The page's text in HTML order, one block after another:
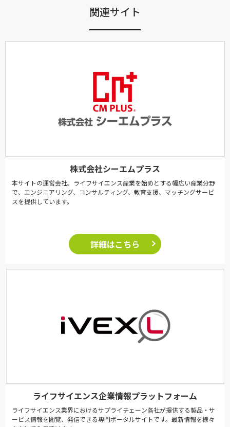
関連サイト
株式会社シーエムプラス
本サイトの運営会社。ライフサイエンス産業を始めとする幅広い産業分野
で、エンジニアリング、コンサルティング、教育支援、マッチングサービ
スを提供しています。
詳細はこちら
ライフサイエンス企業情報プラットフォーム
ライフサイエンス業界におけるサプライチェーン各社が提供する製品・サ
ービス情報を閲覧、発信できる専門ポータルサイトです。最新情報を様々